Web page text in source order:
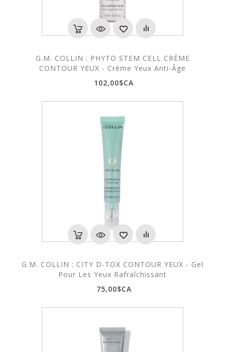
G.M. COLLIN : PHYTO STEM CELL CRÈME
CONTOUR YEUX - Crème Yeux Anti-Âge
102,00$CA
G.M. COLLIN : CITY D-TOX CONTOUR YEUX - Gel
Pour Les Yeux Rafraîchissant
75,00$CA